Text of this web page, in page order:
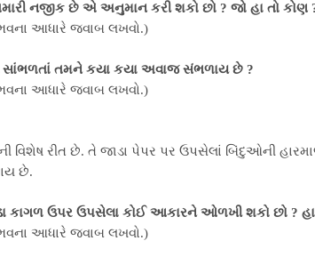
નજીક છે એ અનુમાન કરી શકો છો ? જો હા તો કોણ
આધારે જવાબ લખવો.)
સાંભળતાં તમને કયા કયા અવાજ સંભળાય છે ?
આધારે જવાબ લખવો.)
વિશેષ રીત છે. તે જાડા પેપર પર ઉપસેલાં બિંદુઓની
છે.
કાગળ ઉપર ઉપસેલા કોઈ આકારને ઓળખી શકો છો ? હા
આધારે જવાબ લખવો.)